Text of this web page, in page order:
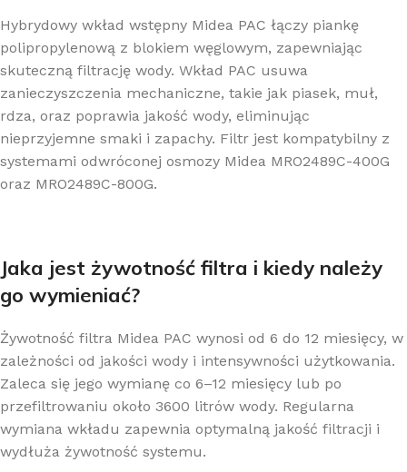
Hybrydowy wkład wstępny Midea PAC łączy piankę
polipropylenową z blokiem węglowym, zapewniając
skuteczną filtrację wody. Wkład PAC usuwa
zanieczyszczenia mechaniczne, takie jak piasek, muł,
rdza, oraz poprawia jakość wody, eliminując
nieprzyjemne smaki i zapachy. Filtr jest kompatybilny z
systemami odwróconej osmozy Midea MRO2489C-400G
oraz MRO2489C-800G.
Jaka jest żywotność filtra i kiedy należy
go wymieniać?
Żywotność filtra Midea PAC wynosi od 6 do 12 miesięcy, w
zależności od jakości wody i intensywności użytkowania.
Zaleca się jego wymianę co 6–12 miesięcy lub po
przefiltrowaniu około 3600 litrów wody. Regularna
wymiana wkładu zapewnia optymalną jakość filtracji i
wydłuża żywotność systemu.